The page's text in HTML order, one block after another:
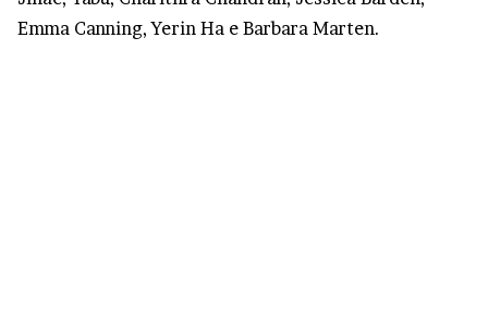
Emma Canning, Yerin Ha e Barbara Marten.